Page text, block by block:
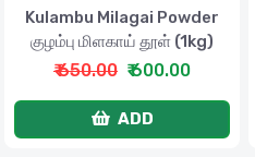
Kulambu Milagai Powder
குழம்பு மிளகாய் தூள் (1kg)
₹ 650.00 ₹ 600.00
ADD